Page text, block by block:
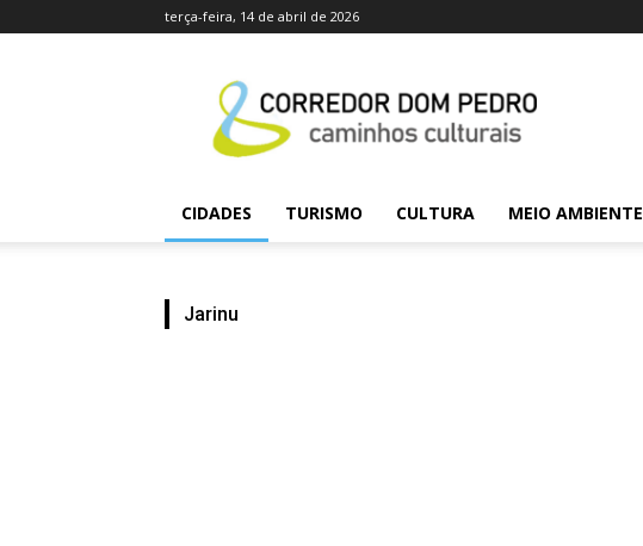
terça-feira, 14 de abril de 2026
CIDADES TURISMO CULTURA MEIO AMBIENTE
Jarinu